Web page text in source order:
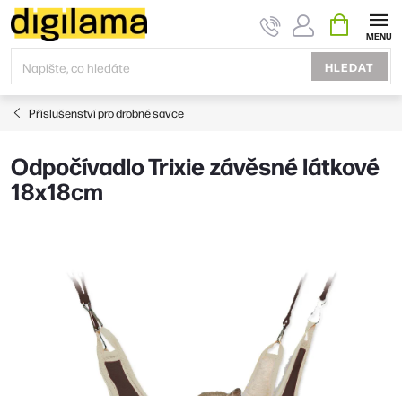
Přejít
na
obsah
HLEDAT
KOŠÍK
Příslušenství pro drobné savce
Odpočívadlo Trixie závěsné látkové
18x18cm